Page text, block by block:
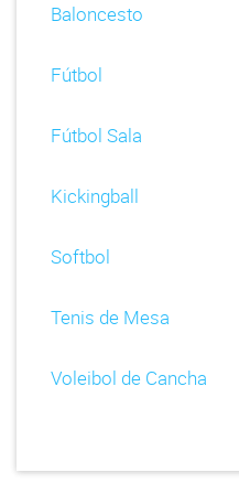
Baloncesto
Fútbol
Fútbol Sala
Kickingball
Softbol
Tenis de Mesa
Voleibol de Cancha